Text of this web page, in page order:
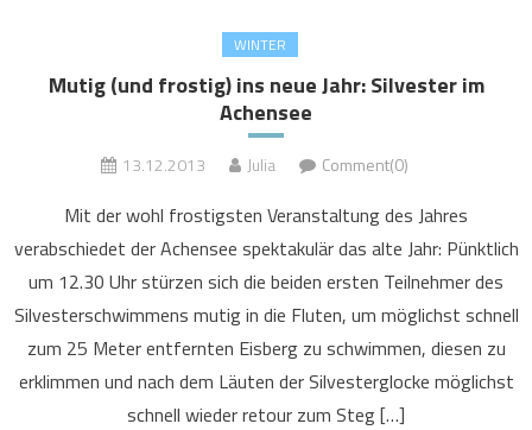
WINTER
Mutig (und frostig) ins neue Jahr: Silvester im
Achensee
13.12.2013 Julia Comment(0)
Mit der wohl frostigsten Veranstaltung des Jahres
verabschiedet der Achensee spektakulär das alte Jahr: Pünktlich
um 12.30 Uhr stürzen sich die beiden ersten Teilnehmer des
Silvesterschwimmens mutig in die Fluten, um möglichst schnell
zum 25 Meter entfernten Eisberg zu schwimmen, diesen zu
erklimmen und nach dem Läuten der Silvesterglocke möglichst
schnell wieder retour zum Steg […]